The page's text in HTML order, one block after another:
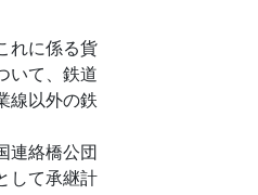
れに係る貨
いて、鉄道
線以外の鉄
連絡橋公団
して承継計